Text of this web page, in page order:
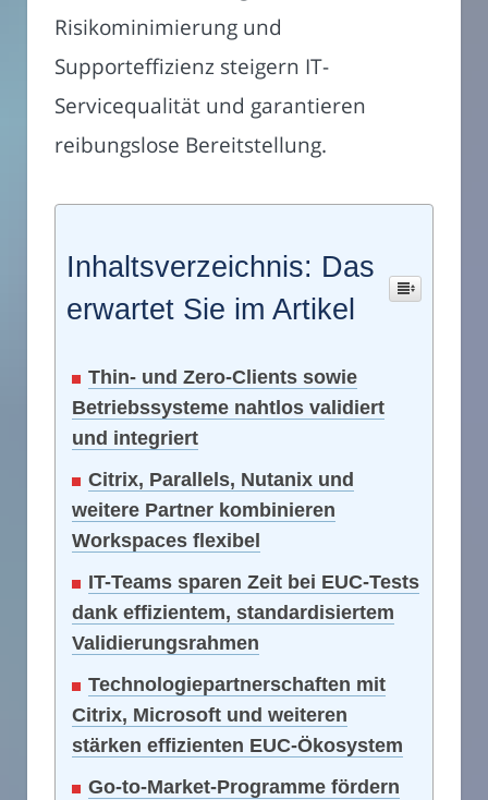
Risikominimierung und
Supporteffizienz steigern IT-
Servicequalität und garantieren
reibungslose Bereitstellung.
Inhaltsverzeichnis: Das
erwartet Sie im Artikel
Thin- und Zero-Clients sowie
Betriebssysteme nahtlos validiert
und integriert
Citrix, Parallels, Nutanix und
weitere Partner kombinieren
Workspaces flexibel
IT-Teams sparen Zeit bei EUC-Tests
dank effizientem, standardisiertem
Validierungsrahmen
Technologiepartnerschaften mit
Citrix, Microsoft und weiteren
stärken effizienten EUC-Ökosystem
Go-to-Market-Programme fördern